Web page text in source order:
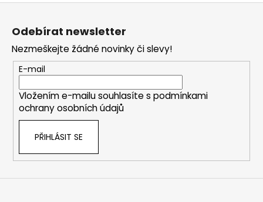
Z
Odebírat newsletter
Nezmeškejte žádné novinky či slevy!
E-mail
Vložením e-mailu souhlasíte s podmínkami
ochrany osobních údajů
PŘIHLÁSIT SE